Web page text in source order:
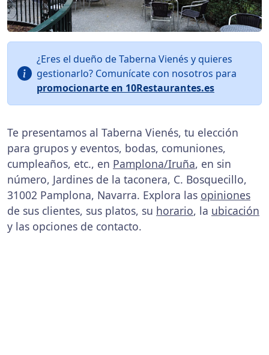
¿Eres el dueño de Taberna Vienés y quieres
gestionarlo? Comunícate con nosotros para
promocionarte en 10Restaurantes.es
Te presentamos al Taberna Vienés, tu elección
para grupos y eventos, bodas, comuniones,
cumpleaños, etc., en Pamplona/Iruña, en sin
número, Jardines de la taconera, C. Bosquecillo,
31002 Pamplona, Navarra. Explora las opiniones
de sus clientes, sus platos, su horario, la ubicación
y las opciones de contacto.